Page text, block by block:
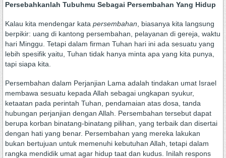
Persebahkanlah Tubuhmu Sebagai Persembahan Yang Hidup
Kalau kita mendengar kata persembahan , biasanya kita langsung
berpikir: uang di kantong persembahan, pelayanan di gereja, waktu
hari Minggu. Tetapi dalam firman Tuhan hari ini ada sesuatu yang
lebih spesifik yaitu, Tuhan tidak hanya minta apa yang kita punya,
tapi siapa kita.
Persembahan dalam Perjanjian Lama adalah tindakan umat Israel
membawa sesuatu kepada Allah sebagai ungkapan syukur,
ketaatan pada perintah Tuhan, pendamaian atas dosa, tanda
hubungan perjanjian dengan Allah. Persembahan tersebut dapat
berupa korban binatang-binatang pilihan, yang terbaik dan disertai
dengan hati yang benar. Persembahan yang mereka lakukan
bukan bertujuan untuk memenuhi kebutuhan Allah, tetapi dalam
rangka mendidik umat agar hidup taat dan kudus. Inilah respons